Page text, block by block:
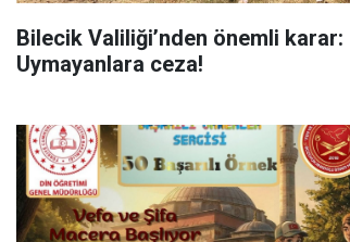
Bilecik Valiliği’nden önemli karar:
Uymayanlara ceza!